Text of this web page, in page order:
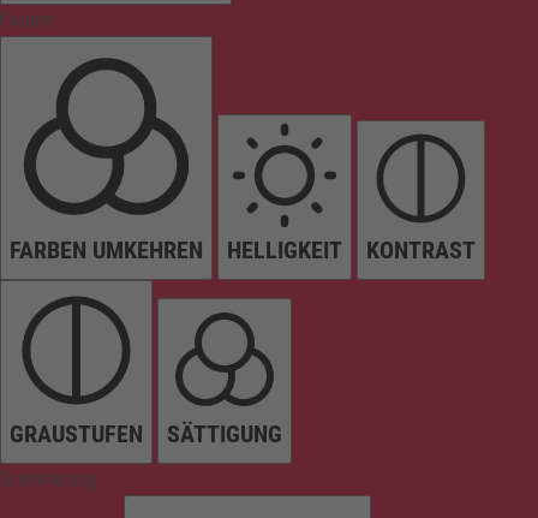
Farben
FARBEN UMKEHREN HELLIGKEIT KONTRAST
GRAUSTUFEN SÄTTIGUNG
Orientierung